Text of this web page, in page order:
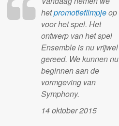
hetpromotiefilmpjeop
voor het spel. Het
ontwerp van het spel
Ensemble is nu vrijwel
gereed. We kunnen nu
beginnen aan de
vormgeving van
Symphony.
14 oktober 2015